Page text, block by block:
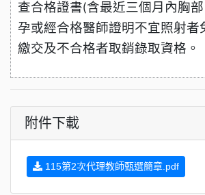
查合格證書(含最近三個月內胸
孕或經合格醫師證明不宜照射者
繳交及不合格者取銷錄取資格。
附件下載
115第2次代理教師甄選簡章.pdf